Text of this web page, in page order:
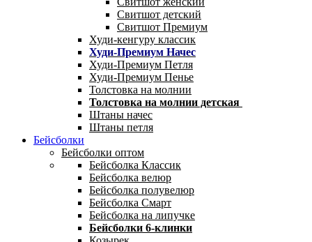
Свитшот детский
Свитшот Премиум
Худи-кенгуру классик
Худи-Премиум Начес
Худи-Премиум Петля
Худи-Премиум Пенье
Толстовка на молнии
Толстовка на молнии детская
Штаны начес
Штаны петля
Бейсболки
Бейсболки оптом
Бейсболка Классик
Бейсболка велюр
Бейсболка полувелюр
Бейсболка Смарт
Бейсболка на липучке
Бейсболки 6-клинки